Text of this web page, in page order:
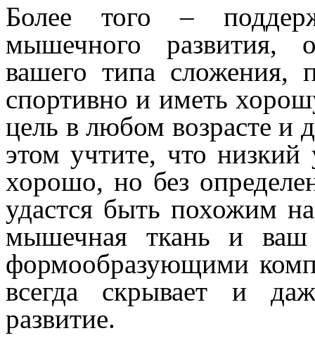
Более того –
мышечного развития,
вашего типа сложения,
спортивно и иметь
цель в любом возрасте
этом учтите, что
хорошо, но без
удастся быть похожим
мышечная ткань и ваш
формообразующими
всегда скрывает и
развитие.